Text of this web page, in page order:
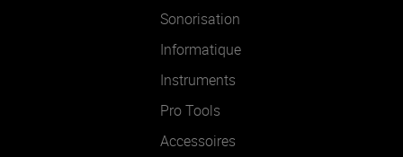
Sonorisation
Informatique
Instruments
Pro Tools
Accessoires